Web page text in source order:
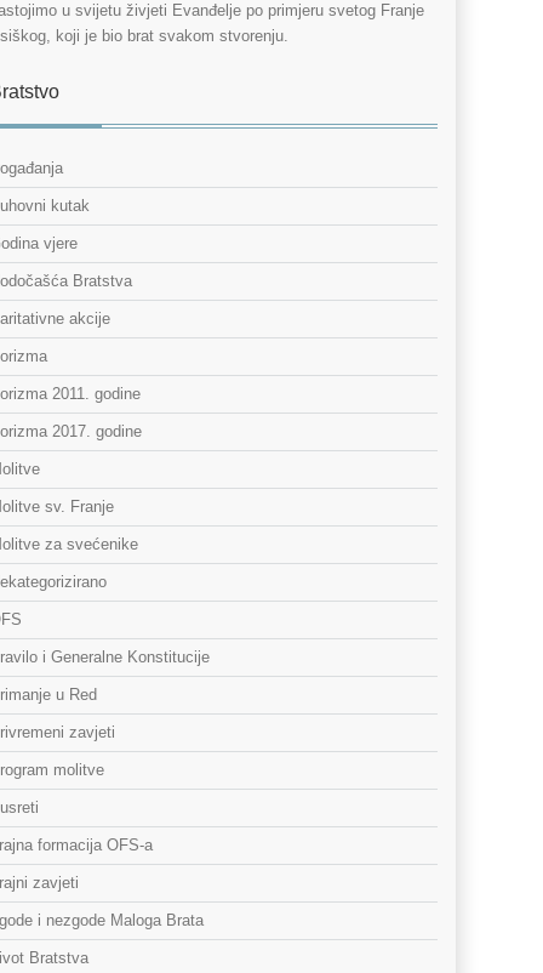
u svijetu živjeti Evanđelje po primjeru svetog Franje
koji je bio brat svakom stvorenju.
kutak
vjere
Bratstva
akcije
2011. godine
2017. godine
sv. Franje
za svećenike
i Generalne Konstitucije
u Red
zavjeti
molitve
formacija OFS-a
zavjeti
i nezgode Maloga Brata
Bratstva